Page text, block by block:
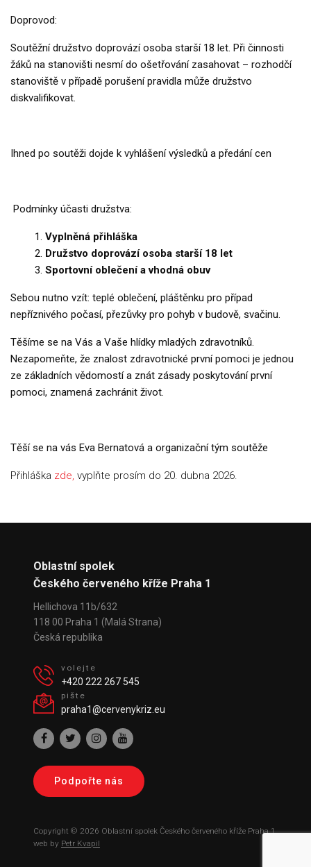
Doprovod:
Soutěžní družstvo doprovází osoba starší 18 let. Při činnosti
žáků na stanovišti nesmí do ošetřování zasahovat – rozhodčí
stanoviště v případě porušení pravidla může družstvo
diskvalifikovat.
Ihned po soutěži dojde k vyhlášení výsledků a předání cen
Podmínky účasti družstva:
Vyplněná přihláška
Družstvo doprovází osoba starší 18 let
Sportovní oblečení a vhodná obuv
Sebou nutno vzít: teplé oblečení, pláštěnku pro případ
nepříznivého počasí, přezůvky pro pohyb v budově, svačinu.
Těšíme se na Vás a Vaše hlídky mladých zdravotníků.
Nezapomeňte, že znalost zdravotnické první pomoci je jednou
ze základních vědomostí a znát zásady poskytování první
pomoci, znamená zachránit život.
Těší se na vás Eva Bernatová a organizační tým soutěže
Přihláška zde, vyplňte prosím do 20. dubna 2026.
Oblastní spolek
Českého červeného kříže Praha 1
Hellichova 11b/632
118 00 Praha 1 (Malá Strana)
Česká republika
volejte
+420 222 267 545
pište
praha1@cervenykriz.eu
Podpořte nás
Copyright © 2026 Oblastní spolek Českého červeného kříže Praha 1,
web by Petr Kvapil